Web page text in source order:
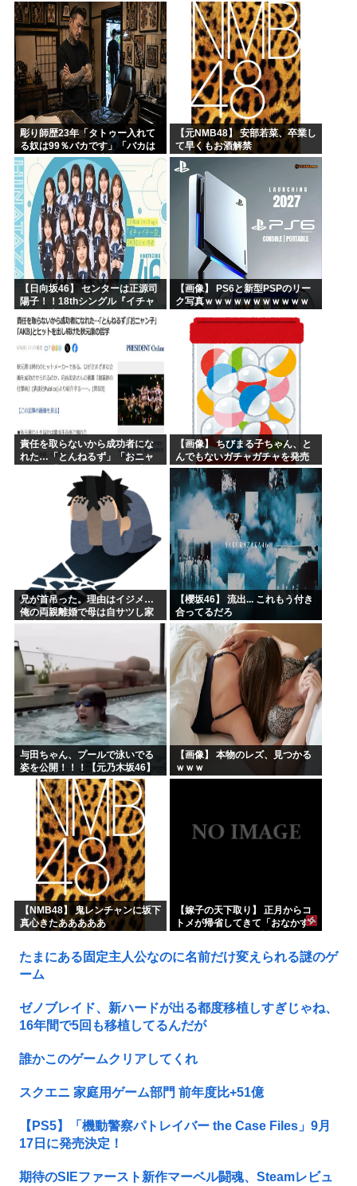
彫り師歴23年「タトゥー入れて
る奴は99％バカです」「バカは
5000円が好き」無断キャンセ
ル、挨拶できない、金がない…
客層をぶっちゃけ
【元NMB48】 安部若菜、卒業し
て早くもお酒解禁
【日向坂46】 センターは正源司
陽子！！18thシングル『イチャ
が発表される！
【画像】 PS6と新型PSPのリー
ク写真ｗｗｗｗｗｗｗｗｗｗｗ
責任を取らないから成功者にな
れた…「とんねるず」「おニャ
ン子」「AKB」とヒットを出し
続けた秋元康の哲学！！！
【画像】 ちびまる子ちゃん、と
んでもないガチャガチャを発売
してしまうｗｗｗｗ
兄が首吊った。理由はイジメ…
俺の両親離婚で母は自サツし家
庭崩壊→首謀者を探しだした俺
刑受けた。子に復讐されるだろ...
【櫻坂46】 流出... これもう付き
合ってるだろ
与田ちゃん、プールで泳いでる
姿を公開！！！【元乃木坂46】
【画像】 本物のレズ、見つかる
ｗｗｗ
【NMB48】 鬼レンチャンに坂下
真心きたあああああ
【嫁子の天下取り】 正月からコ
トメが帰省してきて「おなかす
旦那もウトメも何もしない。私
にしろって事だよね。でも...
たまにある固定主人公なのに名前だけ変えられる謎のゲ
ーム
ゼノブレイド、新ハードが出る都度移植しすぎじゃね、
16年間で5回も移植してるんだが
誰かこのゲームクリアしてくれ
スクエニ 家庭用ゲーム部門 前年度比+51億
【PS5】「機動警察パトレイバー the Case Files」9月
17日に発売決定！
期待のSIEファースト新作マーベル闘魂、Steamレビュ